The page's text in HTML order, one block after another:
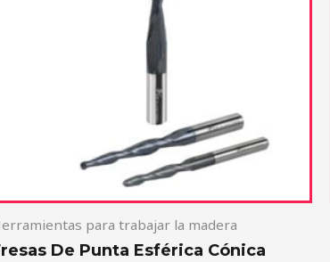
para trabajar la madera
De Punta Esférica Cónica